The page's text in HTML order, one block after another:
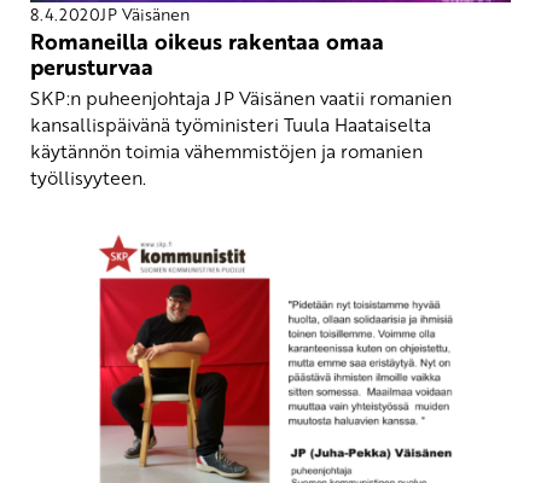
8.4.2020JP Väisänen
Romaneilla oikeus rakentaa omaa
perusturvaa
SKP:n puheenjohtaja JP Väisänen vaatii romanien
kansallispäivänä työministeri Tuula Haataiselta
käytännön toimia vähemmistöjen ja romanien
työllisyyteen.